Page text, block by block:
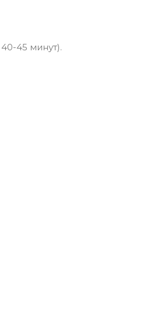
45 минут).